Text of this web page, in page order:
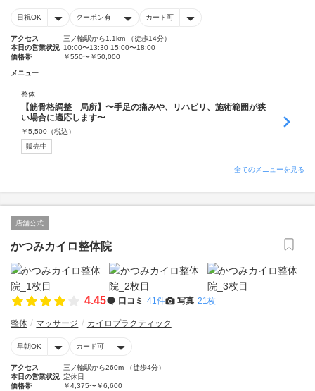
日祝OK クーポン有 カード可
アクセス
三ノ輪駅から1.1km （徒歩14分）
本日の営業状況 10:00〜13:30 15:00〜18:00
価格帯
￥550〜￥50,000
メニュー
整体
【筋骨格調整 局所】〜手足の痛みや、リハビリ、施術範囲が狭
い場合に適応します〜
￥5,500 （税込）
販売中
全てのメニューを見る
店舗公式
かつみカイロ整体院
4.45 口コミ 41件 写真 21枚
整体 マッサージ カイロプラクティック
早朝OK カード可
アクセス
三ノ輪駅から260m （徒歩4分）
本日の営業状況 定休日
価格帯
￥4,375〜￥6,600